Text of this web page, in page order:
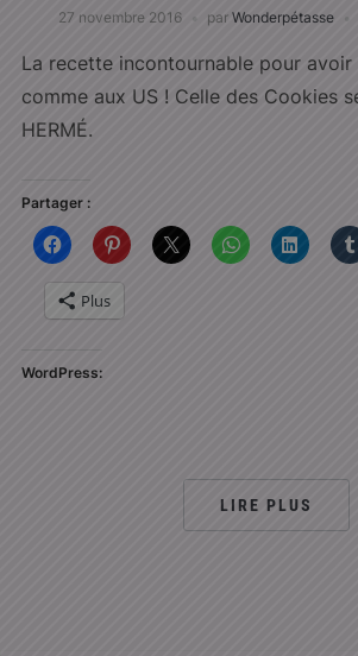
27 novembre 2016 par Wonderpétasse
La recette incontournable pour
comme aux US ! Celle des Cookies
HERMÉ.
Partager :
Plus
WordPress:
LIRE PLUS